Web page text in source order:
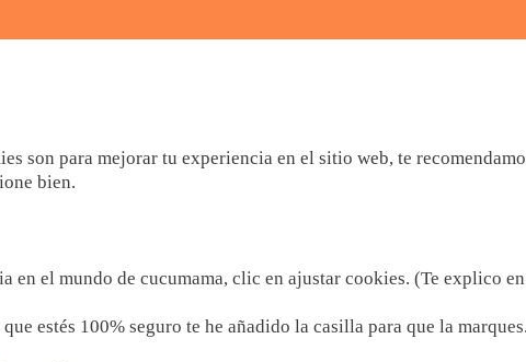
son para mejorar tu experiencia en el sitio web, te
bien.
en el mundo de cucumama, clic en ajustar cookies. (Te explico
estés 100% seguro te he añadido la casilla para que la marques.